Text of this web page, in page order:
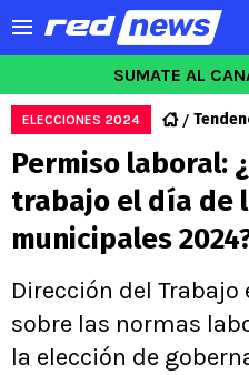
SUMATE AL
ELECCIONES 2024
Permiso laboral:
trabajo el día de
municipales
Dirección del
sobre las normas
la elección de